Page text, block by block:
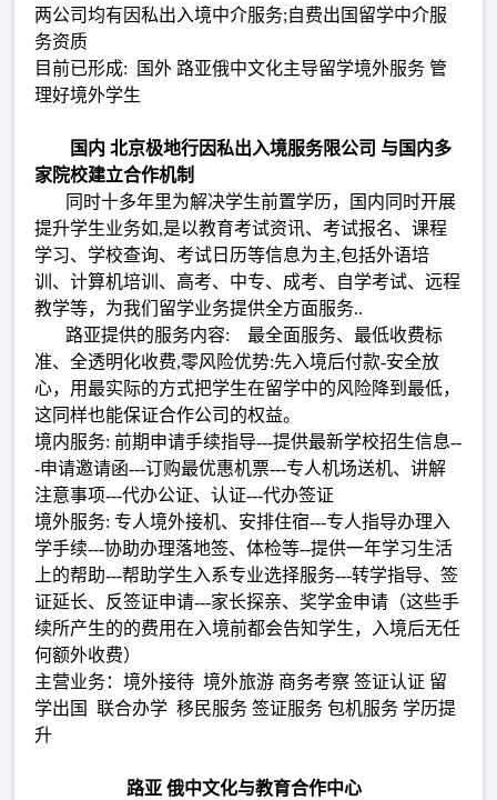
两公司均有因私出入境中介服务;自费出国留学中介服
务资质
目前已形成: 国外 路亚俄中文化主导留学境外服务 管
理好境外学生
国内 北京极地行因私出入境服务限公司 与国内多
家院校建立合作机制
同时十多年里为解决学生前置学历，国内同时开展
提升学生业务如,是以教育考试资讯、考试报名、课程
学习、学校查询、考试日历等信息为主,包括外语培
训、计算机培训、高考、中专、成考、自学考试、远程
教学等，为我们留学业务提供全方面服务..
路亚提供的服务内容: 最全面服务、最低收费标
准、全透明化收费,零风险优势:先入境后付款-安全放
心，用最实际的方式把学生在留学中的风险降到最低，
这同样也能保证合作公司的权益。
境内服务: 前期申请手续指导---提供最新学校招生信息--
-申请邀请函---订购最优惠机票---专人机场送机、讲解
注意事项---代办公证、认证---代办签证
境外服务: 专人境外接机、安排住宿---专人指导办理入
学手续---协助办理落地签、体检等--提供一年学习生活
上的帮助---帮助学生入系专业选择服务---转学指导、签
证延长、反签证申请---家长探亲、奖学金申请（这些手
续所产生的的费用在入境前都会告知学生，入境后无任
何额外收费）
主营业务：境外接待 境外旅游 商务考察 签证认证 留
学出国 联合办学 移民服务 签证服务 包机服务 学历提
升
路亚 俄中文化与教育合作中心